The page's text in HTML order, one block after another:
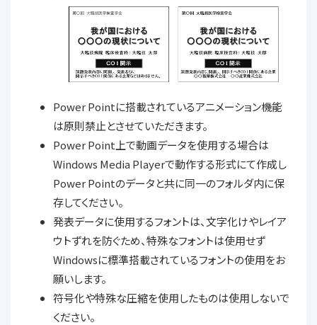
Power Pointに搭載されているアニメーション機能
は原則禁止とさせていただきます。
Power Point上で動画データを使用する場合は
Windows Media Playerで動作する形式にて作成し
Power Pointのデータと共に同一のフォルダ内に保
存してください。
発表データに使用するフォントは、文字化けやレイア
ウトずれを防ぐため、特殊なフォントは使用せず
Windowsに標準搭載されているフォントの使用をお
願いします。
符号化や特殊な圧縮を使用したものは使用しないで
ください。